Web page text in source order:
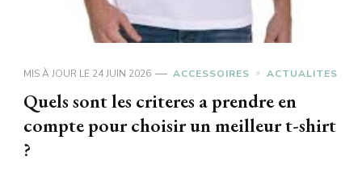
MIS À JOUR LE 24 JUIN 2026 ACCESSOIRES ACTUALITES
Quels sont les criteres a prendre en
compte pour choisir un meilleur t-shirt
?